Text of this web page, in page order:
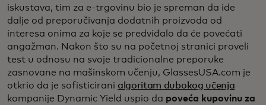
iskustava, tim za e-trgovinu bio je spreman da ide
dalje od preporučivanja dodatnih proizvoda od
interesa onima za koje se predviđalo da će povećati
angažman. Nakon što su na početnoj stranici proveli
test u odnosu na svoje tradicionalne preporuke
zasnovane na mašinskom učenju, GlassesUSA.com je
otkrio da je sofisticirani algoritam dubokog učenja
kompanije Dynamic Yield uspio da poveća kupovinu za